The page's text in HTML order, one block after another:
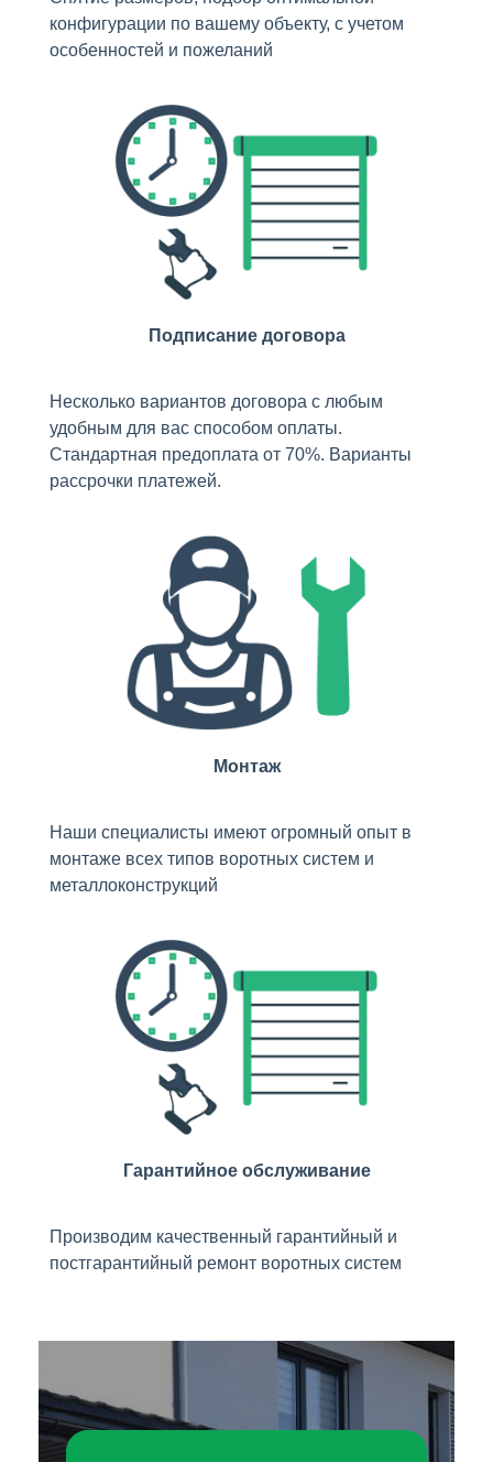
конфигурации по вашему объекту, с учетом
особенностей и пожеланий
Подписание договора
Несколько вариантов договора с любым
удобным для вас способом оплаты.
Стандартная предоплата от 70%. Варианты
рассрочки платежей.
Монтаж
Наши специалисты имеют огромный опыт в
монтаже всех типов воротных систем и
металлоконструкций
Гарантийное обслуживание
Производим качественный гарантийный и
постгарантийный ремонт воротных систем